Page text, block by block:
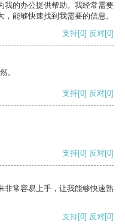
我的办公提供帮助。我经常需要
能够快速找到我需要的信息。
支持[0] 反对[0]
。
支持[0] 反对[0]
支持[0] 反对[0]
非常容易上手，让我能够快速熟
支持[0] 反对[0]